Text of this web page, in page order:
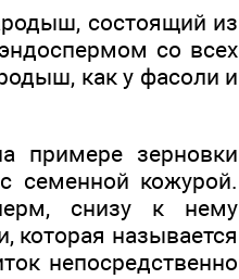
состоящий из
со всех
как у фасоли и
примере зерновки
семенной кожурой.
снизу к нему
называется
непосредственно